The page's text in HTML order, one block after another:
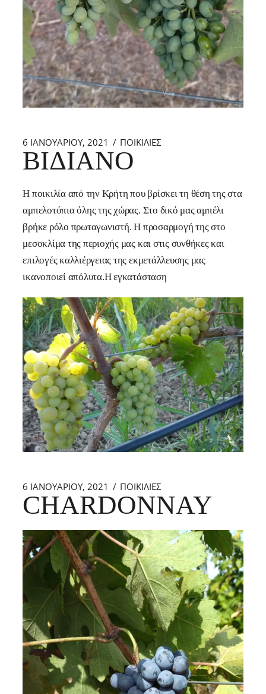
6 ΙΑΝΟΥΑΡΊΟΥ, 2021 ΠΟΙΚΙΛΙΕΣ
ΒΙΔΙΑΝΌ
Η ποικιλία από την Κρήτη που βρίσκει τη θέση της στα
αμπελοτόπια όλης της χώρας. Στο δικό μας αμπέλι
βρήκε ρόλο πρωταγωνιστή. Η προσαρμογή της στο
μεσοκλίμα της περιοχής μας και στις συνθήκες και
επιλογές καλλιέργειας της εκμετάλλευσης μας
ικανοποιεί απόλυτα.Η εγκατάσταση
6 ΙΑΝΟΥΑΡΊΟΥ, 2021 ΠΟΙΚΙΛΙΕΣ
CHARDONNAY